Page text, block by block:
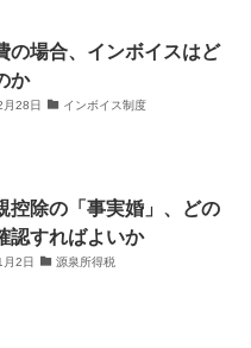
の場合、インボイスはど
か
28日 インボイス制度
控除の「事実婚」、どの
認すればよいか
2日 源泉所得税